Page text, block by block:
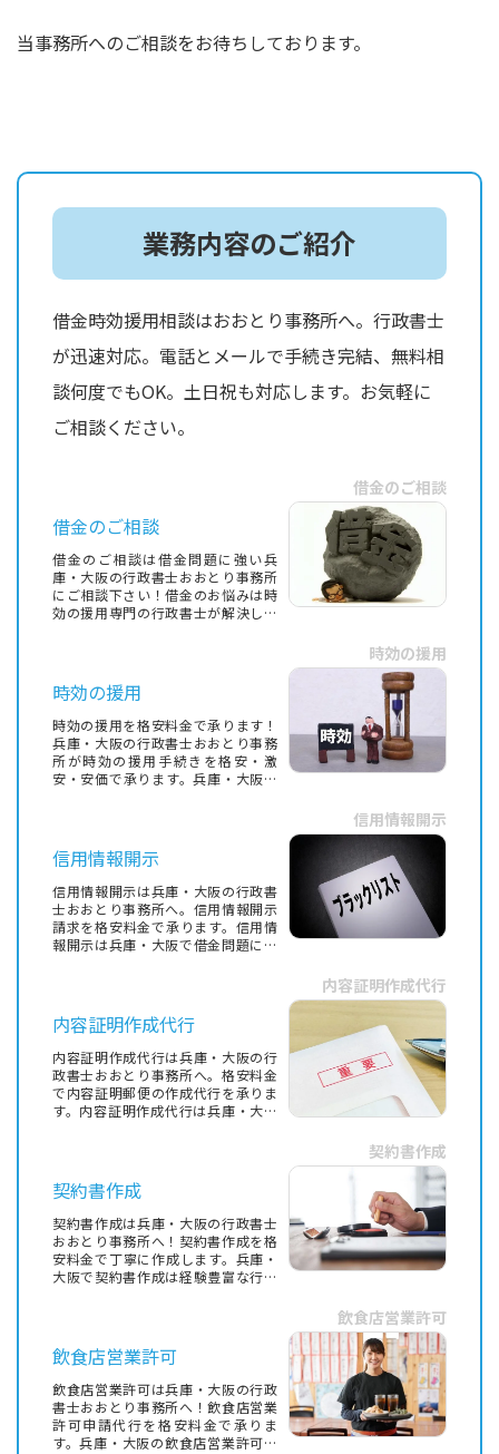
当事務所へのご相談をお待ちしております。
業務内容のご紹介
借金時効援用相談はおおとり事務所へ。行政書士
が迅速対応。電話とメールで手続き完結、無料相
談何度でもOK。土日祝も対応します。お気軽に
ご相談ください。
借金のご相談
借金のご相談
借金のご相談は借金問題に強い兵
庫・大阪の行政書士おおとり事務所
にご相談下さい！借金のお悩みは時
効の援用専門の行政書士が解決しま
時効の援用
時効の援用
時効の援用を格安料金で承ります！
兵庫・大阪の行政書士おおとり事務
所が時効の援用手続きを格安・激
安・安価で承ります。兵庫・大阪の
信用情報開示
信用情報開示
信用情報開示は兵庫・大阪の行政書
士おおとり事務所へ。信用情報開示
請求を格安料金で承ります。信用情
報開示は兵庫・大阪で借金問題に強
内容証明作成代行
内容証明作成代行
内容証明作成代行は兵庫・大阪の行
政書士おおとり事務所へ。格安料金
で内容証明郵便の作成代行を承りま
す。内容証明作成代行は兵庫・大阪
契約書作成
契約書作成
契約書作成は兵庫・大阪の行政書士
おおとり事務所へ！契約書作成を格
安料金で丁寧に作成します。兵庫・
大阪で契約書作成は経験豊富な行政
飲食店営業許可
飲食店営業許可
飲食店営業許可は兵庫・大阪の行政
書士おおとり事務所へ！飲食店営業
許可申請代行を格安料金で承りま
す。兵庫・大阪の飲食店営業許可は